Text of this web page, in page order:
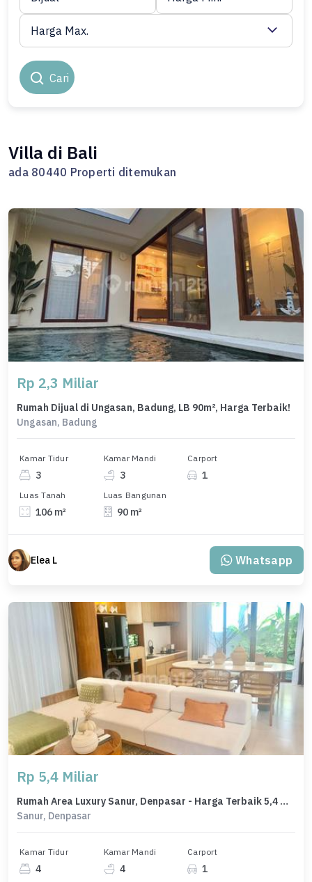
Cari
Harga Max.
Villa di Bali
ada 80440 Properti ditemukan
Rp 2,3 Miliar
Rumah Dijual di Ungasan, Badung, LB 90m², Harga Terbaik!
Ungasan, Badung
Kamar Tidur
3
Kamar Mandi
3
Carport
1
Luas Tanah
106 m²
Luas Bangunan
90 m²
Elea L Whatsapp
Rp 5,4 Miliar
Rumah Area Luxury Sanur, Denpasar - Harga Terbaik 5,4 Miliar
Sanur, Denpasar
Kamar Tidur
4
Kamar Mandi
4
Carport
1